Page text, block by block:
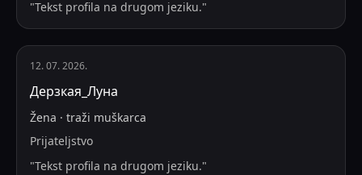
"Tekst profila na drugom jeziku."
12. 07. 2026.
Дерзкая_Луна
Žena · traži muškarca
Prijateljstvo
"Tekst profila na drugom jeziku."